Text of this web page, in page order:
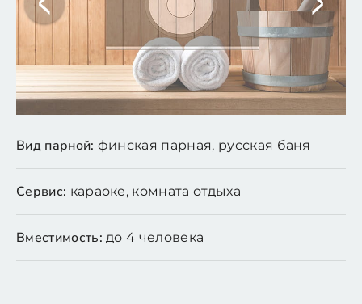
Вид парной: финская парная, русская баня
Сервис: караоке, комната отдыха
Вместимость: до 4 человека